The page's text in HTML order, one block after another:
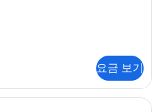
요금 보기
클럽룸, 더블침대 2개 | 고급 침구, 오